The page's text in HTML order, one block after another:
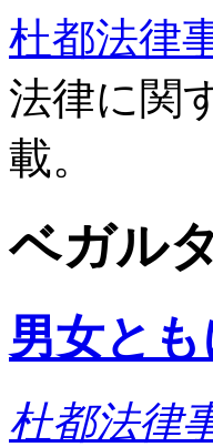
杜都法律
法律に関
載。
ベガル
男女とも
杜都法律